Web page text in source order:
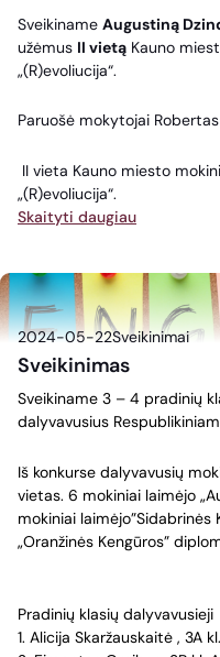
Sveikiname Augustiną
užėmus II vietą Kauno
„(R)evoliucija“.
Paruošė mokytojai
II vieta Kauno miesto
„(R)evoliucija“.
Skaityti daugiau
2024-05-22Sveikinimai
Sveikinimas
Sveikiname 3 – 4 pradinių
dalyvavusius
Iš konkurse dalyvavusių
vietas. 6 mokiniai laimėjo
mokiniai laimėjo”Sidabrinės
„Oranžinės Kengūros”
Pradinių klasių
1. Alicija Skaržauskaitė , 3A